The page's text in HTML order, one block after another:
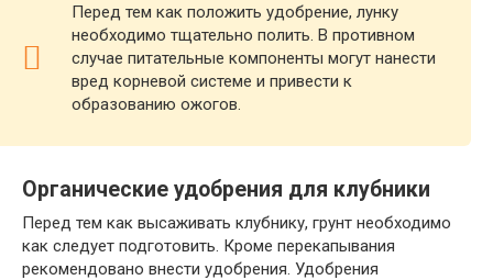
Перед тем как положить удобрение, лунку
необходимо тщательно полить. В противном
случае питательные компоненты могут нанести
вред корневой системе и привести к
образованию ожогов.
Органические удобрения для клубники
Перед тем как высаживать клубнику, грунт необходимо
как следует подготовить. Кроме перекапывания
рекомендовано внести удобрения. Удобрения